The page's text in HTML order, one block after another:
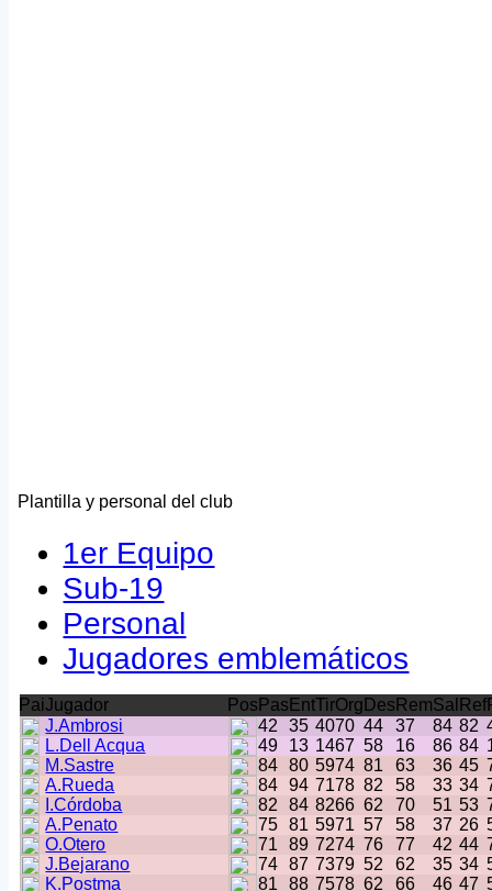
Plantilla y personal del club
1er Equipo
Sub-19
Personal
Jugadores emblemáticos
PaiJugador Pos Pas EntTirOrg Des RemSal Ref
J.Ambrosi
42 35 4070 44 37 84 82
L.Dell Acqua
49 13 1467 58 16 86 84
M.Sastre
84 80 5974 81 63 36 45
A.Rueda
84 94 7178 82 58 33 34
I.Córdoba
82 84 8266 62 70 51 53
A.Penato
75 81 5971 57 58 37 26
O.Otero
71 89 7274 76 77 42 44
J.Bejarano
74 87 7379 52 62 35 34
K.Postma
81 88 7578 62 66 46 47